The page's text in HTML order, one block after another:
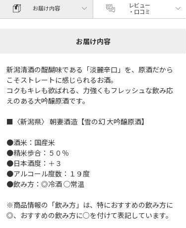
お届け内容
レビュー
・口コミ
お届け内容
新潟清酒の醍醐味である「淡麗辛口」を、原酒だから
こそストレートに感じられるお酒。
コクもキレも欲ばれる、力強くもフレッシュな飲み応
えのある大吟醸原酒です。
■〈新潟県〉 朝妻酒造【雪の幻 大吟醸原酒】
●酒米：国産米
●精米歩合：５０％
●日本酒度：＋３
●アルコール度数：１９度
●飲み方：◎冷酒 ◯常温
※商品情報の「飲み方」は、特におすすめの飲み方に
◎、おすすめの飲み方に○を付けて表記しています。